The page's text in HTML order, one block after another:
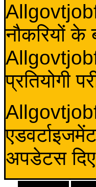
नौकरियों के
प्रतियोगी
अपडेटस